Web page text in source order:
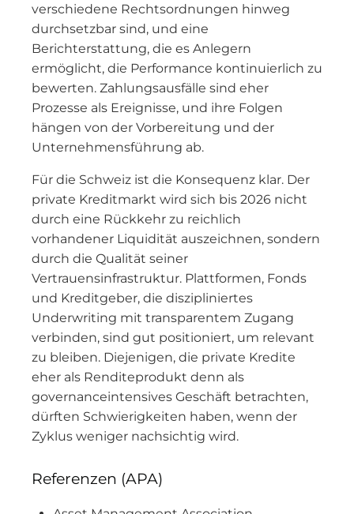
verschiedene Rechtsordnungen hinweg
durchsetzbar sind, und eine
Berichterstattung, die es Anlegern
ermöglicht, die Performance kontinuierlich zu
bewerten. Zahlungsausfälle sind eher
Prozesse als Ereignisse, und ihre Folgen
hängen von der Vorbereitung und der
Unternehmensführung ab.
Für die Schweiz ist die Konsequenz klar. Der
private Kreditmarkt wird sich bis 2026 nicht
durch eine Rückkehr zu reichlich
vorhandener Liquidität auszeichnen, sondern
durch die Qualität seiner
Vertrauensinfrastruktur. Plattformen, Fonds
und Kreditgeber, die diszipliniertes
Underwriting mit transparentem Zugang
verbinden, sind gut positioniert, um relevant
zu bleiben. Diejenigen, die private Kredite
eher als Renditeprodukt denn als
governanceintensives Geschäft betrachten,
dürften Schwierigkeiten haben, wenn der
Zyklus weniger nachsichtig wird.
Referenzen (APA)